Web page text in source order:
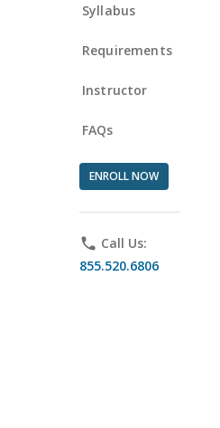
Syllabus
Requirements
Instructor
FAQs
ENROLL NOW
phone Call Us:
855.520.6806